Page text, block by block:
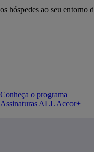
hóspedes ao seu entorno
Conheça o programa
Assinaturas ALL Accor+